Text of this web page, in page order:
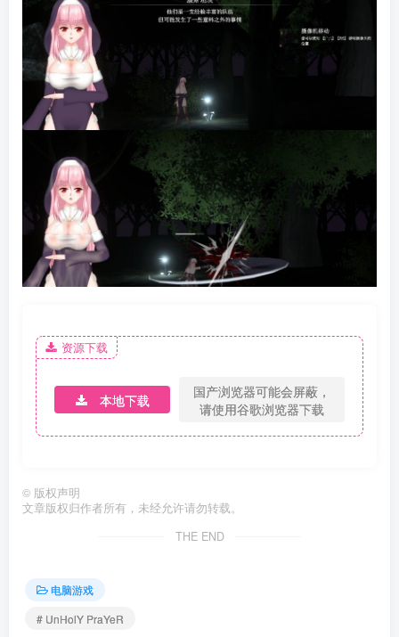
资源下载
本地下载
国产浏览器可能会屏蔽，
请使用谷歌浏览器下载
© 版权声明
文章版权归作者所有，未经允许请勿转载。
THE END
电脑游戏
# UnHolY PraYeR